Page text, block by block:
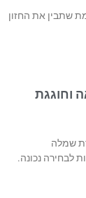
שתבין את החזון
וחוגגת
שמלה
לבחירה נכונה.